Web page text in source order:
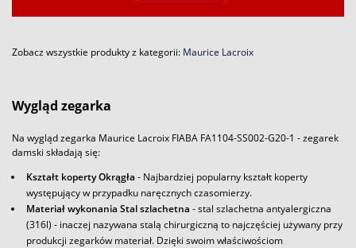
Zobacz wszystkie produkty z kategorii: Maurice Lacroix
Wygląd zegarka
Na wygląd zegarka Maurice Lacroix FIABA FA1104-SS002-G20-1 - zegarek
damski składają się:
Kształt koperty Okrągła - Najbardziej popularny kształt koperty
występujący w przypadku naręcznych czasomierzy.
Materiał wykonania Stal szlachetna - stal szlachetna antyalergiczna
(316l) - inaczej nazywana stalą chirurgiczną to najczęściej używany przy
produkcji zegarków materiał. Dzięki swoim właściwościom